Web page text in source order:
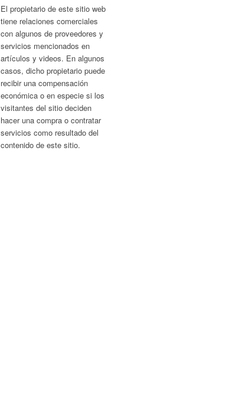
El propietario de este sitio web
tiene relaciones comerciales
con algunos de proveedores y
servicios mencionados en
artículos y videos. En algunos
casos, dicho propietario puede
recibir una compensación
económica o en especie si los
visitantes del sitio deciden
hacer una compra o contratar
servicios como resultado del
contenido de este sitio.